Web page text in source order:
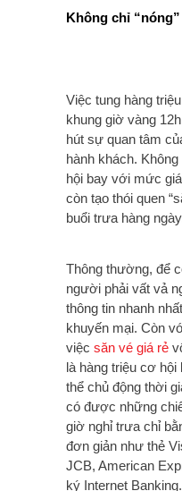
Không chỉ
Việc tung hàng
khung giờ vàng
hút sự quan tâm
hành khách.
hội bay với mức
còn tạo thói quen
buổi trưa hàng
Thông thường, để
người phải vất vả
thông tin nhanh
khuyến mại. Còn
việc săn vé giá rẻ
là hàng triệu cơ
thể chủ động thời
có được những
giờ nghỉ trưa chỉ
đơn giản như thẻ
JCB, American
ký Internet Banking.